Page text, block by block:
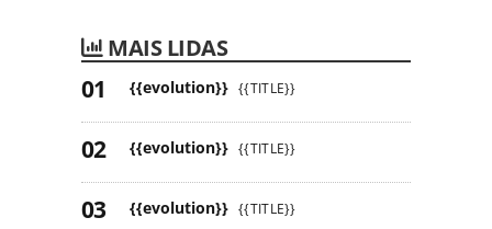
MAIS LIDAS
{{evolution}} {{TITLE}}
{{evolution}} {{TITLE}}
{{evolution}} {{TITLE}}